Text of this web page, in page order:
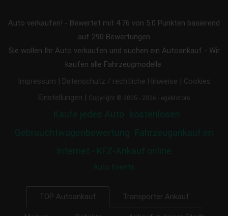
Auto verkaufen! - Bewertet mit 4.76 von 5.0 Punkten basierend
auf 290 Bewertungen
Sie wollen Ihr Auto verkaufen und suchen ein Autoankauf - Wir
kaufen alle Fahrzeugmodelle.
Impressum | Datenschutz / rechtliche Hinweise | Cookies
Einstellungen | Copyright © 2005 - 2026 - egeMotors
Kaufe jedes Auto kostenlosen
Gebrauchtwagenbewertung Fahrzeugankauf im
Internet - KFZ-Ankauf online
Auto Events
TOP Autoankauf Transporter Ankauf